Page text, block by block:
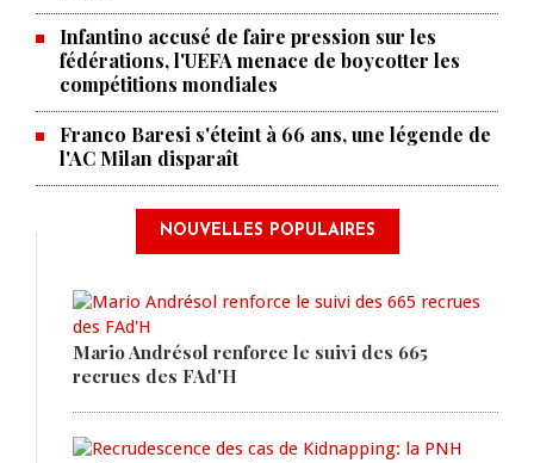
Infantino accusé de faire pression sur les
fédérations, l'UEFA menace de boycotter les
compétitions mondiales
Franco Baresi s'éteint à 66 ans, une légende de
l'AC Milan disparaît
NOUVELLES POPULAIRES
Mario Andrésol renforce le suivi des 665
recrues des FAd'H